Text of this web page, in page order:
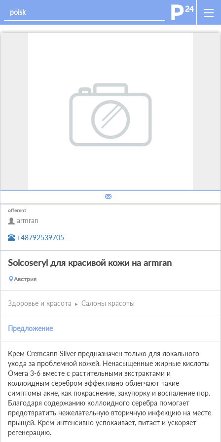
offerent
armran
+48792539705
Solcoseryl для красивой кожи на armran
Австрия
Здоровье и красота Салоны красоты
Предложение
Крем Cremcann Silver предназначен только для локального
ухода за проблемной кожей. Ненасыщенные жирные кислоты
Омега 3-6 вместе с растительными экстрактами и
коллоидным серебром эффективно облегчают такие
симптомы акне, как покраснение, закупорку и воспаление пор.
Благодаря содержанию коллоидного серебра помогает
предотвратить нежелательную вторичную инфекцию на месте
прыщей. Крем интенсивно успокаивает, питает и ускоряет
регенерацию.